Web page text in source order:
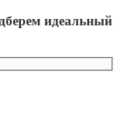
идеальный